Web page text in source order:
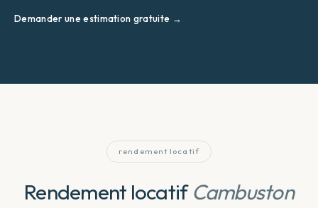
Demander une estimation gratuite →
rendement locatif
Rendement locatif Cambuston